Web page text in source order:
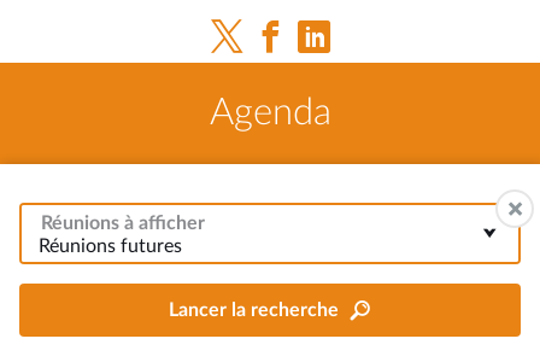
Agenda
Réunions à afficher
Réunions futures
Lancer la recherche